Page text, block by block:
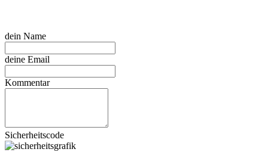
dein Name
deine Email
Kommentar
Sicherheitscode